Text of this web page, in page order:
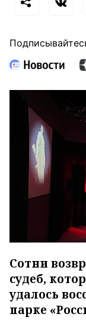
Сотни
судеб,
удалось
парке